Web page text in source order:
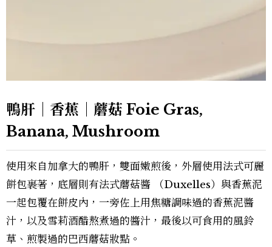
鴨肝｜香蕉｜蘑菇 Foie Gras,
Banana, Mushroom
使用來自加拿大的鴨肝，雙面嫩煎後，外層使用法式可麗
餅包裹著，底層則有法式蘑菇醬 （Duxelles）與香蕉泥
一起包覆在餅皮內，一旁佐上用焦糖調味過的香蕉泥醬
汁，以及雪莉酒醋熬煮過的醬汁，最後以可食用的風鈴
草、煎製過的巴西蘑菇妝點。